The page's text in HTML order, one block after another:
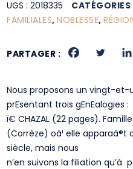
UGS :2018335 CATÉGORIES
FAMILIALES,NOBLESSE,
PARTAGER :
Nous proposons un vingt-
prEsentant trois gEnEalogies :
ï€­ CHAZAL (22 pages).
(Corrèze) oà¹ elle apparaà®t
siècle, mais nous
n’en suivons la filiation qu’à